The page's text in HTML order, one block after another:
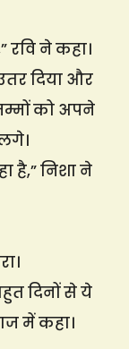
रवि ने कहा।
दिया और
को अपने
है,” निशा ने
दिनों से ये
में कहा।